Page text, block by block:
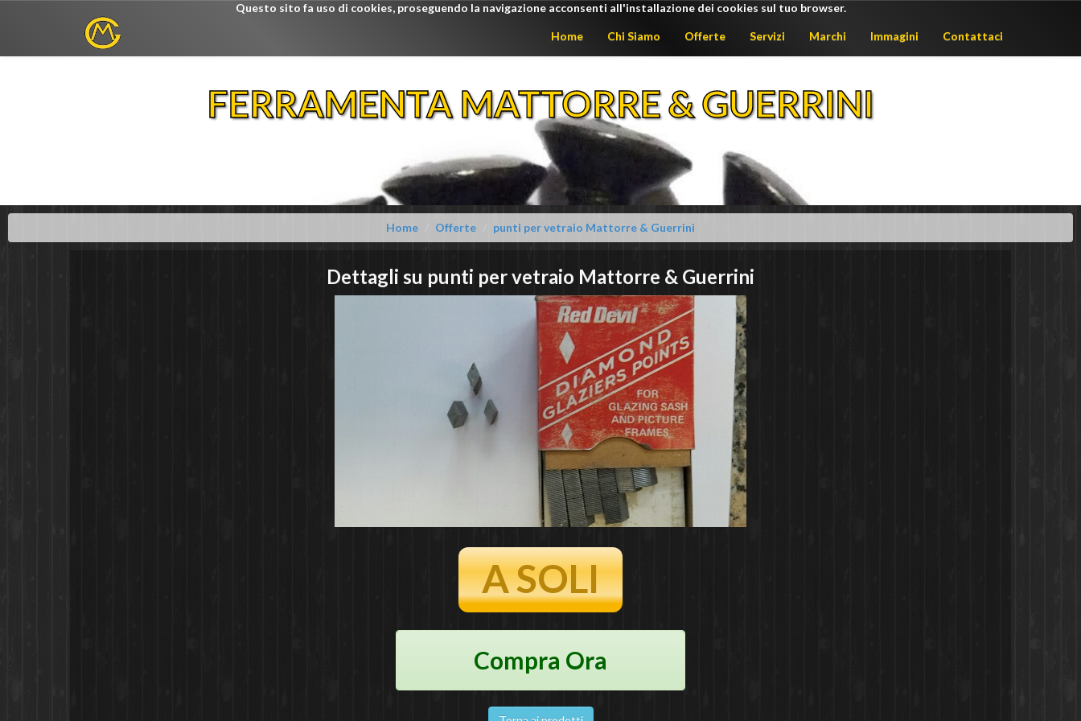
Questo sito fa uso di cookies, proseguendo la navigazione acconsenti all'installazione dei cookies sul tuo browser.
Home Chi Siamo Offerte Servizi Marchi Immagini Contattaci
FERRAMENTA MATTORRE & GUERRINI
Home Offerte punti per vetraio Mattorre & Guerrini
Dettagli su punti per vetraio Mattorre & Guerrini
A SOLI
Compra Ora